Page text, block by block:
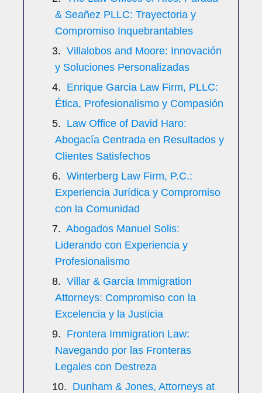
& Seañez PLLC: Trayectoria y
Compromiso Inquebrantables
Villalobos and Moore: Innovación
y Soluciones Personalizadas
Enrique Garcia Law Firm, PLLC:
Ética, Profesionalismo y Compasión
Law Office of David Haro:
Abogacía Centrada en Resultados y
Clientes Satisfechos
Winterberg Law Firm, P.C.:
Experiencia Jurídica y Compromiso
con la Comunidad
Abogados Manuel Solis:
Liderando con Experiencia y
Profesionalismo
Villar & Garcia Immigration
Attorneys: Compromiso con la
Excelencia y la Justicia
Frontera Immigration Law:
Navegando por las Fronteras
Legales con Destreza
Dunham & Jones, Attorneys at